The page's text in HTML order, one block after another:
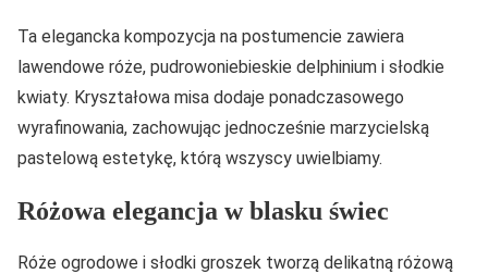
Ta elegancka kompozycja na postumencie zawiera
lawendowe róże, pudrowoniebieskie delphinium i słodkie
kwiaty. Kryształowa misa dodaje ponadczasowego
wyrafinowania, zachowując jednocześnie marzycielską
pastelową estetykę, którą wszyscy uwielbiamy.
Różowa elegancja w blasku świec
Róże ogrodowe i słodki groszek tworzą delikatną różową